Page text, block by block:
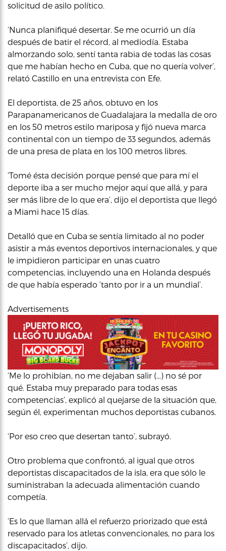
solicitud de asilo político.
‘Nunca planifiqué desertar. Se me ocurrió un día
después de batir el récord, al mediodía. Estaba
almorzando solo, sentí tanta rabia de todas las cosas
que me habían hecho en Cuba, que no quería volver’,
relató Castillo en una entrevista con Efe.
El deportista, de 25 años, obtuvo en los
Parapanamericanos de Guadalajara la medalla de oro
en los 50 metros estilo mariposa y fijó nueva marca
continental con un tiempo de 33 segundos, además
de una presa de plata en los 100 metros libres.
‘Tomé ésta decisión porque pensé que para mí el
deporte iba a ser mucho mejor aquí que allá, y para
ser más libre de lo que era’, dijo el deportista que llegó
a Miami hace 15 días.
Detalló que en Cuba se sentía limitado al no poder
asistir a más eventos deportivos internacionales, y que
le impidieron participar en unas cuatro
competencias, incluyendo una en Holanda después
de que había esperado ‘tanto por ir a un mundial’.
Advertisements
‘Me lo prohibían, no me dejaban salir (…) no sé por
qué. Estaba muy preparado para todas esas
competencias’, explicó al quejarse de la situación que,
según él, experimentan muchos deportistas cubanos.
‘Por eso creo que desertan tanto’, subrayó.
Otro problema que confrontó, al igual que otros
deportistas discapacitados de la isla, era que sólo le
suministraban la adecuada alimentación cuando
competía.
‘Es lo que llaman allá el refuerzo priorizado que está
reservado para los atletas convencionales, no para los
discapacitados’, dijo.